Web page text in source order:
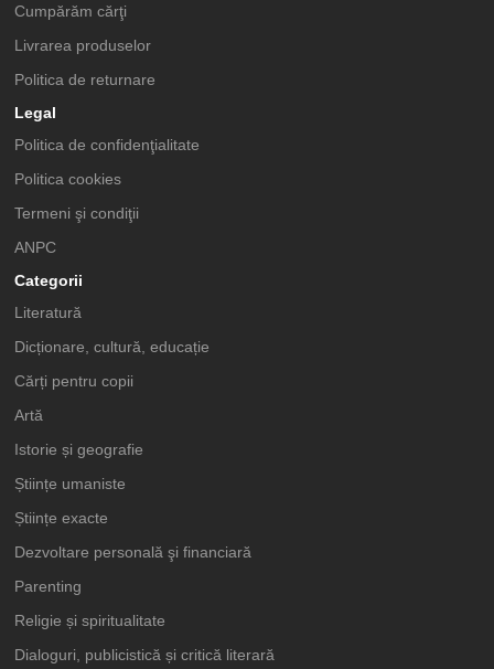
Cumpărăm cărţi
Livrarea produselor
Politica de returnare
Legal
Politica de confidenţialitate
Politica cookies
Termeni şi condiţii
ANPC
Categorii
Literatură
Dicționare, cultură, educație
Cărți pentru copii
Artă
Istorie și geografie
Științe umaniste
Științe exacte
Dezvoltare personală şi financiară
Parenting
Religie și spiritualitate
Dialoguri, publicistică și critică literară